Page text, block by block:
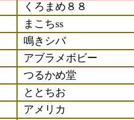
くろまめ８８
まこちss
鳴きシバ
アブラメボビー
つるかめ堂
ととちお
アメリカ